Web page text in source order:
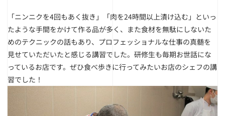
「ニンニクを4回もあく抜き」「肉を24時間以上漬け込む」といっ
たような手間をかけて作る品が多く、また食材を無駄にしないた
めのテクニックの話もあり、プロフェッショナルな仕事の真髄を
見せていただいたと感じる講習でした。研修生も毎期お世話にな
っているお店です。ぜひ食べ歩きに行ってみたいお店のシェフの講
習でした！